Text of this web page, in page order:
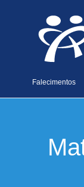
Falecimentos